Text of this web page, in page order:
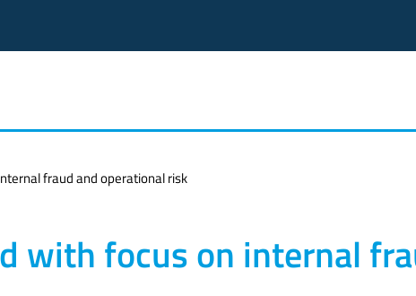
fraud and operational risk
with focus on internal